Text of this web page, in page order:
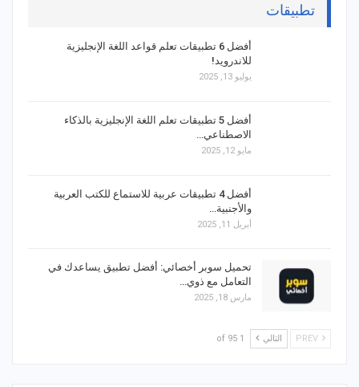
تطبيقات
أفضل 6 تطبيقات تعلم قواعد اللغة الإنجليزية
للاندرويد!
يوليو 13, 2025
أفضل 5 تطبيقات تعلم اللغة الإنجليزية بالذكاء
الاصطناعي…
مايو 12, 2025
أفضل 4 تطبيقات عربية للاستماع للكتب العربية
والأجنبية…
أبريل 11, 2025
تحميل سوبر أخصائي: أفضل تطبيق يساعدك في
التعامل مع ذوي…
مارس 18, 2025
التالي 1 of 95